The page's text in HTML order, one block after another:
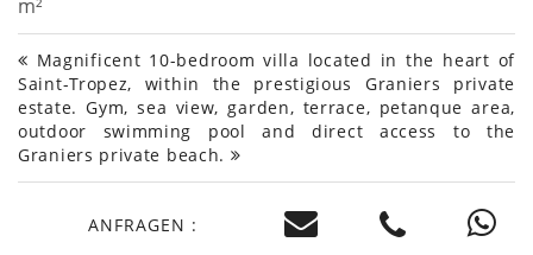
m²
Magnificent 10-bedroom villa located in the heart of
Saint-Tropez, within the prestigious Graniers private
estate. Gym, sea view, garden, terrace, petanque area,
outdoor swimming pool and direct access to the
Graniers private beach.
ANFRAGEN :